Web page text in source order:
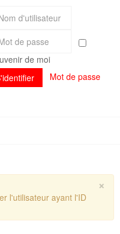
de moi
Mot de passe
×
l'utilisateur ayant l'ID